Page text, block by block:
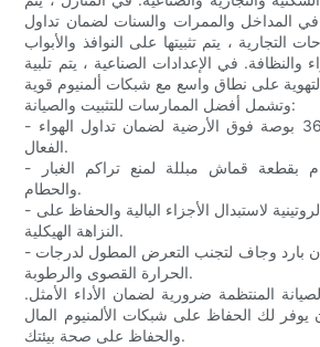
المداخل والممرات والسنات لضمان تداول
التجارية ، يتم تثبيتها على النوافذ والأبواب
والنظافة. في الإعدادات الصناعية ، يتم تلبية
وتشمل أفضل الممارسات للتثبيت والصيانة:
- تثبيت الشبكات حوالي 36 بوصة فوق الأرضية لضمان تداول الهواء
الفعال.
- تنظيف الشبكات بانتظام بقطعة قماش مبللة لمنع تراكم الغبار
والحطام.
- إجراء عمليات التفتيش الروتينية لاستبدال الأجزاء البالية والحفاظ على
النزاهة الهيكلية.
- تخزين الشبكات في مكان بارد وجاف لتجنب التعرض المطول لدرجات
الحرارة القصوى والرطوبة.
المنتظمة ضرورية لضمان الأداء الأمثل.
لك الحفاظ على شبكات الألمنيوم المال
والحفاظ على صحة بيئتك.